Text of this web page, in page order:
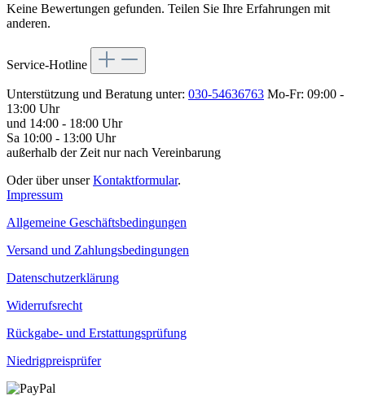
Keine Bewertungen gefunden. Teilen Sie Ihre Erfahrungen mit
anderen.
Service-Hotline
Unterstützung und Beratung unter: 030-54636763 Mo-Fr: 09:00 -
13:00 Uhr
und 14:00 - 18:00 Uhr
Sa 10:00 - 13:00 Uhr
außerhalb der Zeit nur nach Vereinbarung
Oder über unserKontaktformular.
Impressum
Allgemeine Geschäftsbedingungen
Versand und Zahlungsbedingungen
Datenschutzerklärung
Widerrufsrecht
Rückgabe- und Erstattungsprüfung
Niedrigpreisprüfer